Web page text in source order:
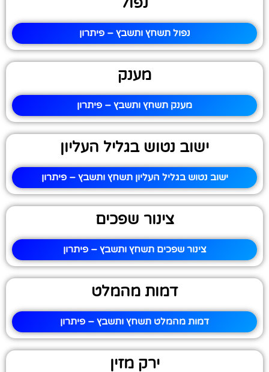
נפול תשחץ ותשבץ – פיתרון
מענק
מענק תשחץ ותשבץ – פיתרון
ישוב נטוש בגליל העליון
ישוב נטוש בגליל העליון תשחץ ותשבץ – פיתרון
צינור שפכים
צינור שפכים תשחץ ותשבץ – פיתרון
דמות מהמלט
דמות מהמלט תשחץ ותשבץ – פיתרון
ירק מזין